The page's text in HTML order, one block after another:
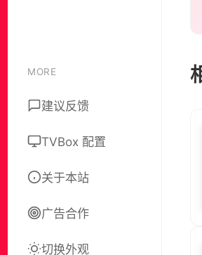
MORE
建议反馈
TVBox 配置
关于本站
广告合作
切换外观